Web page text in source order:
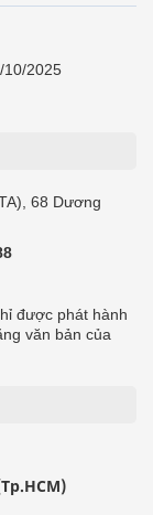
10/2025
68 Dương
được phát hành
văn bản của